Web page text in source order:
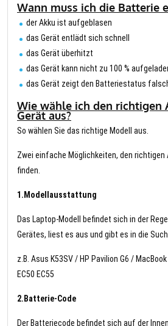
Wann muss ich die Batterie
der Akku ist aufgeblasen
das Gerät entlädt sich schnell
das Gerät überhitzt
das Gerät kann nicht zu 100 %
das Gerät zeigt den Batteriestatus
Wie wähle ich den richtigen
Gerät aus?
So wählen Sie das richtige Modell aus.
Zwei einfache Möglichkeiten, den richtigen
finden.
1.Modellausstattung
Das Laptop-Modell befindet sich in der
Gerätes, liest es aus und gibt es in die
z.B. Asus K53SV / HP Pavilion G6 /
EC50 EC55
2.Batterie-Code
Der Batteriecode befindet sich auf der